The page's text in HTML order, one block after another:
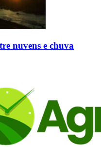
nuvens e chuva